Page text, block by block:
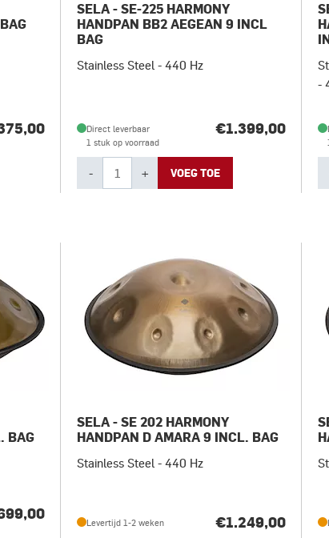
SELA - SE-225 HARMONY
HANDPAN BB2 AEGEAN 9 INCL
BAG
Stainless Steel - 440 Hz
Direct leverbaar
1 stuk op voorraad
€1.399,00
- + VOEG TOE
-
BAG
SELA - SE 202 HARMONY
HANDPAN D AMARA 9 INCL. BAG
Stainless Steel - 440 Hz
Levertijd 1-2 weken €1.249,00